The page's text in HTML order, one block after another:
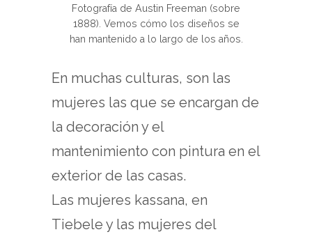
Fotografía de Austin Freeman (sobre
1888). Vemos cómo los diseños se
han mantenido a lo largo de los años.
En muchas culturas, son las
mujeres las que se encargan de
la decoración y el
mantenimiento con pintura en el
exterior de las casas.
Las mujeres kassana, en
Tiebele y las mujeres del